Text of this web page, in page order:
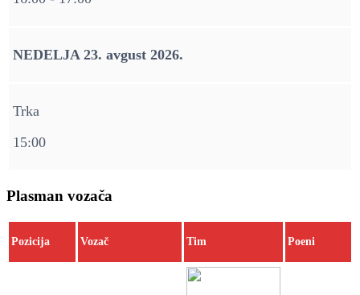
NEDELJA 23. avgust 2026.
Trka
15:00
Plasman vozača
Pozicija Vozač Tim Poeni